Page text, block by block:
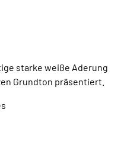
starke weiße Aderung
Grundton präsentiert.